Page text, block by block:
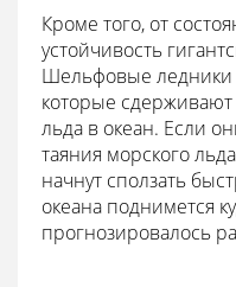
Кроме того, от
устойчивость
Шельфовые ледники
которые сдерживают
льда в океан. Если
таяния морского
начнут сползать
океана поднимется
прогнозировалось